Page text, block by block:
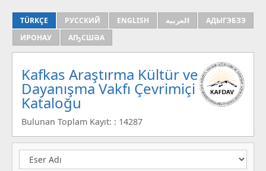
TÜRKÇE РУССКИЙ ENGLISH العربية
АДЫГЭБЗЭ
ИРОНАУ
АҦСШӘА
Kafkas Araştırma Kültür ve
Dayanışma Vakfı Çevrimiçi
Kataloğu
Bulunan Toplam Kayıt: : 14287